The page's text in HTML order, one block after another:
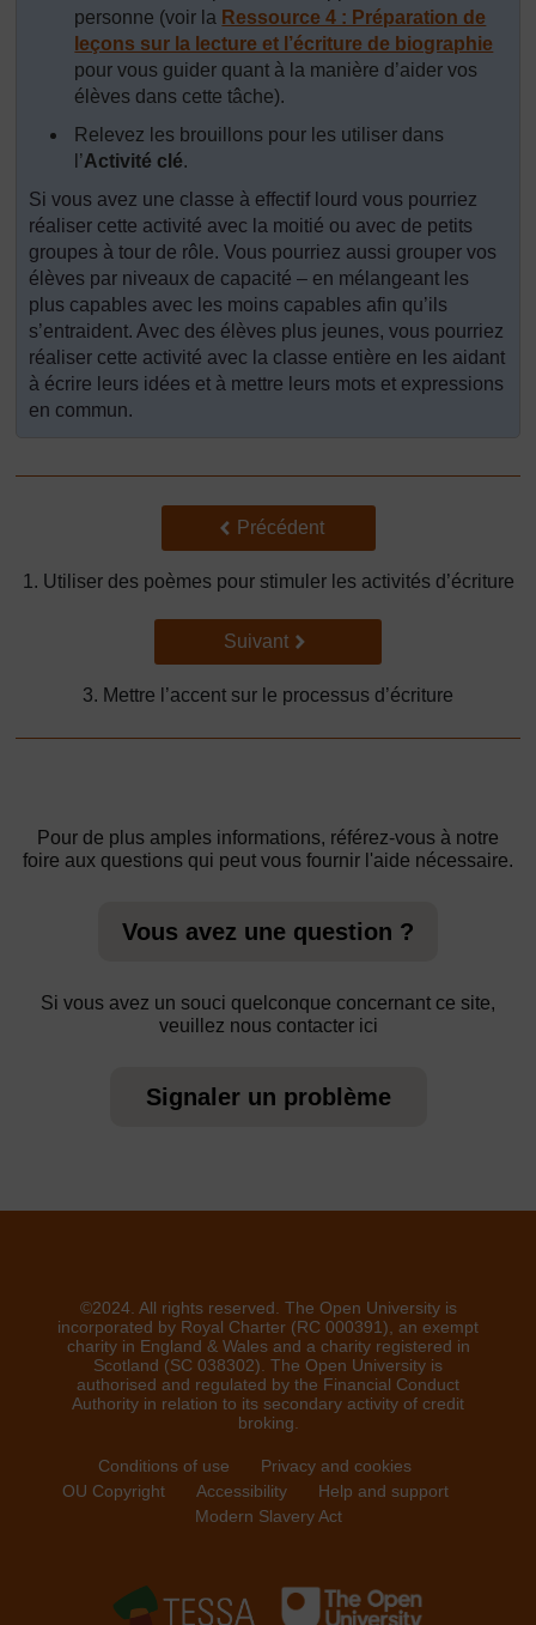
personne (voir la Ressource 4 : Préparation de
leçons sur la lecture et l’écriture de biographie
pour vous guider quant à la manière d’aider vos
élèves dans cette tâche).
Relevez les brouillons pour les utiliser dans
l’Activité clé.
Si vous avez une classe à effectif lourd vous pourriez
réaliser cette activité avec la moitié ou avec de petits
groupes à tour de rôle. Vous pourriez aussi grouper vos
élèves par niveaux de capacité – en mélangeant les
plus capables avec les moins capables afin qu’ils
s’entraident. Avec des élèves plus jeunes, vous pourriez
réaliser cette activité avec la classe entière en les aidant
à écrire leurs idées et à mettre leurs mots et expressions
en commun.
Précédent
Précédent
1. Utiliser des poèmes pour stimuler les activités d’écriture
Suivant
Suivant
3. Mettre l’accent sur le processus d’écriture
Pour de plus amples informations, référez-vous à notre
foire aux questions qui peut vous fournir l'aide nécessaire.
Vous avez une question ?
Si vous avez un souci quelconque concernant ce site,
veuillez nous contacter ici
Signaler un problème
©2024. All rights reserved. The Open University is
incorporated by Royal Charter (RC 000391), an exempt
charity in England & Wales and a charity registered in
Scotland (SC 038302). The Open University is
authorised and regulated by the Financial Conduct
Authority in relation to its secondary activity of credit
broking.
Conditions of use
Privacy and cookies
OU Copyright
Accessibility
Help and support
Modern Slavery Act